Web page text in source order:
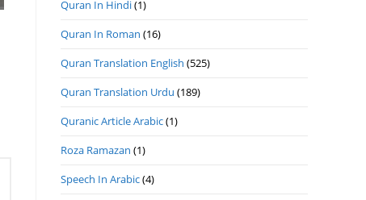
Quran In Hindi(1)
Quran In Roman (16)
Quran Translation English (525)
Quran Translation Urdu (189)
Quranic Article Arabic(1)
Roza Ramazan (1)
Speech In Arabic(4)